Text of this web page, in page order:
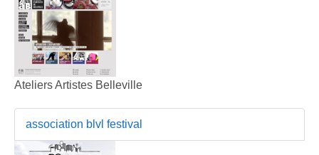
Ateliers Artistes Belleville
association blvl festival